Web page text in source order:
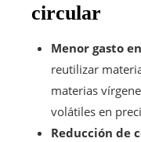
circular
Menor gasto
reutilizar
materias
volátiles en
Reducción de